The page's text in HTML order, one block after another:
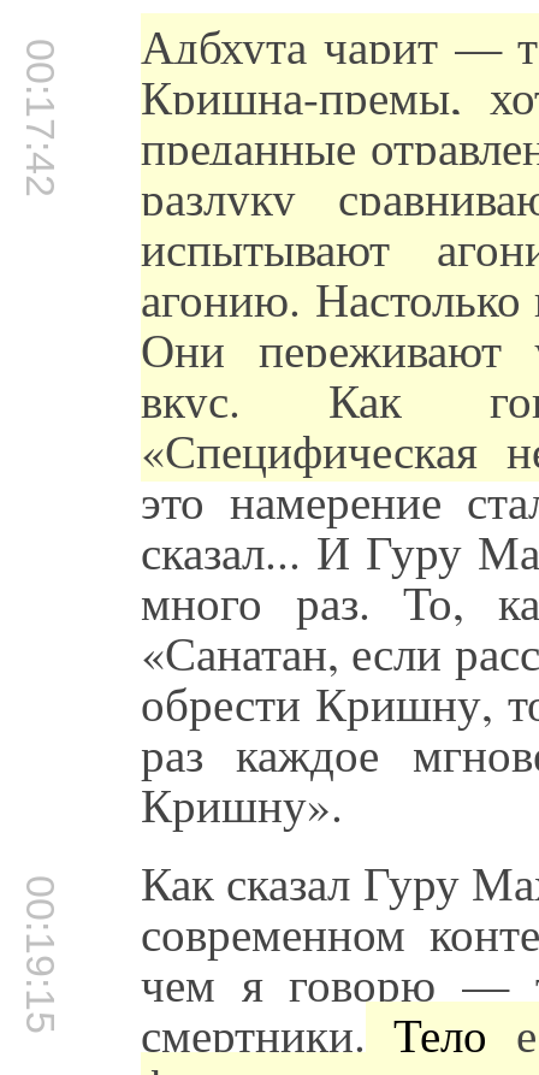
00:17:42 Адбхута чарит —
Кришна-премы,
преданные
разлуку
испытывают
агонию.
Они переживают
вкус. Как
«Специфическая
это намерение
сказал... И Гуру
много раз. То,
«Санатан, если
обрести Кришну,
раз каждое
Кришну».
00:19:15 Как сказал Гуру
современном
чем я говорю —
смертники. Тело